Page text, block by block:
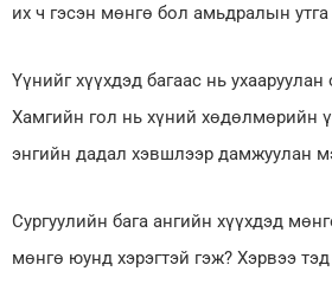
их ч гэсэн мөнгө бол амьдралын
Үүнийг хүүхдэд багаас нь
Хамгийн гол нь хүний хөдөлмөрийн
энгийн дадал хэвшлээр дамжуулан
Сургуулийн бага ангийн хүүхдэд
мөнгө юунд хэрэгтэй гэж? Хэрвээ